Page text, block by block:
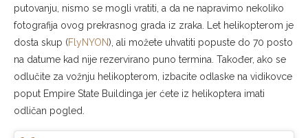
putovanju, nismo se mogli vratiti, a da ne napravimo nekoliko
fotografija ovog prekrasnog grada iz zraka. Let helikopterom je
dosta skup (FlyNYON), ali možete uhvatiti popuste do 70 posto
na datume kad nije rezervirano puno termina. Također, ako se
odlučite za vožnju helikopterom, izbacite odlaske na vidikovce
poput Empire State Buildinga jer ćete iz helikoptera imati
odličan pogled.